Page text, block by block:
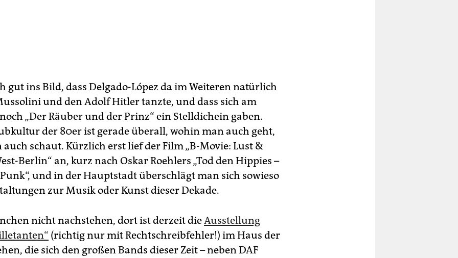
gut ins Bild, dass Delgado-López da im Weiteren natürlich
und den Adolf Hitler tanzte, und dass sich am
„Der Räuber und der Prinz“ ein Stelldichein gaben.
der 80er ist gerade überall, wohin man auch geht,
schaut. Kürzlich erst lief der Film „B-Movie: Lust &
Berlin“ an, kurz nach Oskar Roehlers „Tod den Hippies –
Punk“, und in der Hauptstadt überschlägt man sich sowieso
zur Musik oder Kunst dieser Dekade.
nicht nachstehen, dort ist derzeit dieAusstellung
(richtig nur mit Rechtschreibfehler!) im Haus der
die sich den großen Bands dieser Zeit – neben DAF